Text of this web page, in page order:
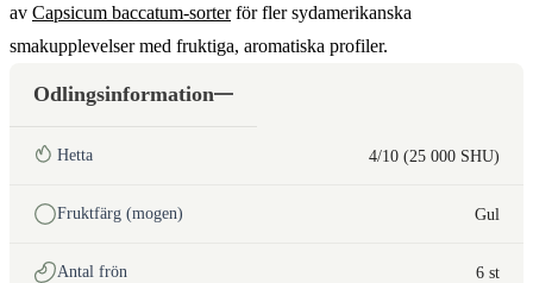
av Capsicum baccatum-sorterför fler sydamerikanska
smakupplevelser med fruktiga, aromatiska profiler.
Odlingsinformation
Hetta 4/10 (25 000 SHU)
Fruktfärg (mogen) Gul
Antal frön 6 st